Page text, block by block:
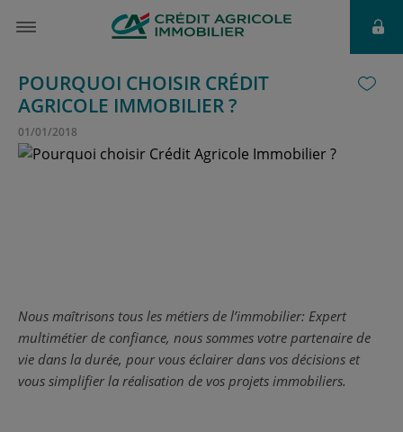
POURQUOI CHOISIR CRÉDIT
AGRICOLE IMMOBILIER ?
01/01/2018
Nous maîtrisons tous les métiers de l’immobilier: Expert
multimétier de confiance, nous sommes votre partenaire de
vie dans la durée, pour vous éclairer dans vos décisions et
vous simplifier la réalisation de vos projets immobiliers.